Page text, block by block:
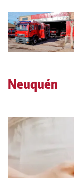
Neuquén